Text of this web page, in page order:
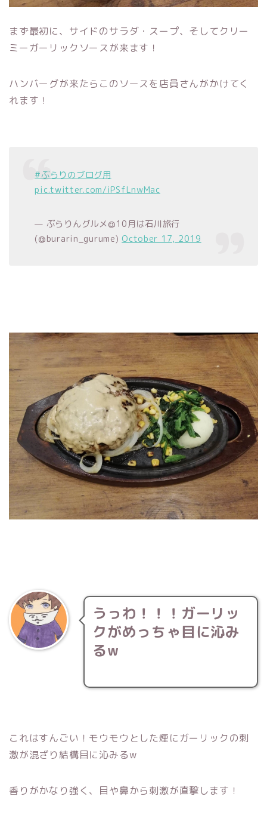
まず最初に、サイドのサラダ・スープ、そしてクリー
ミーガーリックソースが来ます！
ハンバーグが来たらこのソースを店員さんがかけてく
れます！
#ぶらりのブログ用
pic.twitter.com/iPSfLnwMac
— ぶらりんグルメ@10月は石川旅行
(@burarin_gurume) October 17, 2019
うっわ！！！ガーリッ
クがめっちゃ目に沁み
るw
これはすんごい！モウモウとした煙にガーリックの刺
激が混ざり結構目に沁みるw
香りがかなり強く、目や鼻から刺激が直撃します！